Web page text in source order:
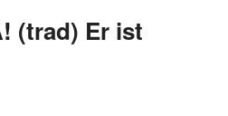
(trad) Er ist